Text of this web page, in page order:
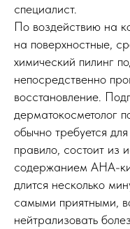
специалист.
По воздействию на
на поверхностные,
химический пилинг
непосредственно
восстановление.
дерматокосметолог
обычно требуется
правило, состоит из
содержанием AHA-
длится несколько
самыми приятными,
нейтрализовать